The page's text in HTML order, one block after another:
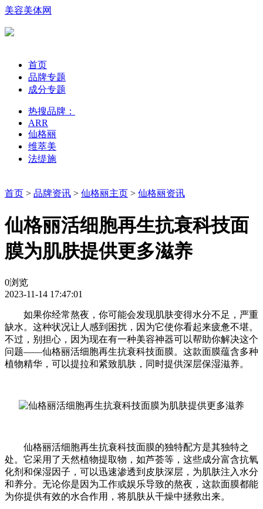
美容美体网
首页
品牌专题
成分专题
热搜品牌：
ARR
仙格丽
维萃美
法缇施
首页 > 品牌资讯 > 仙格丽主页 > 仙格丽资讯
仙格丽活细胞再生抗衰科技面
膜为肌肤提供更多滋养
0浏览
2023-11-14 17:47:01
如果你经常熬夜，你可能会发现肌肤变得水分不足，严重
缺水。这种状况让人感到困扰，因为它使你看起来疲惫不堪。
不过，别担心，因为现在有一种美容神器可以帮助你解决这个
问题——仙格丽活细胞再生抗衰科技面膜。这款面膜蕴含多种
植物精华，可以提拉和紧致肌肤，同时提供深层保湿滋养。
仙格丽活细胞再生抗衰科技面膜的独特配方是其独特之
处。它采用了天然植物提取物，如芦荟等，这些成分富含抗氧
化剂和保湿因子，可以迅速渗透到皮肤深层，为肌肤注入水分
和养分。无论你是因为工作或娱乐导致的熬夜，这款面膜都能
为你提供有效的水合作用，将肌肤从干燥中拯救出来。